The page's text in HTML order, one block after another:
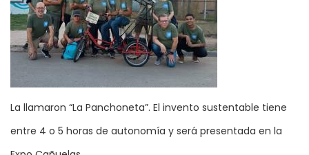
La llamaron “La Panchoneta”. El invento sustentable tiene
entre 4 o 5 horas de autonomía y será presentada en la